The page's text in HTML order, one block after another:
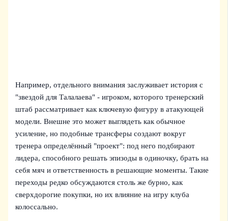
Например, отдельного внимания заслуживает история с
"звездой для Талалаева" - игроком, которого тренерский
штаб рассматривает как ключевую фигуру в атакующей
модели. Внешне это может выглядеть как обычное
усиление, но подобные трансферы создают вокруг
тренера определённый "проект": под него подбирают
лидера, способного решать эпизоды в одиночку, брать на
себя мяч и ответственность в решающие моменты. Такие
переходы редко обсуждаются столь же бурно, как
сверхдорогие покупки, но их влияние на игру клуба
колоссально.